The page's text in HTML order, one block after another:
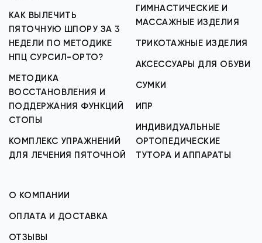
КАК ВЫЛЕЧИТЬ
ПЯТОЧНУЮ ШПОРУ ЗА 3
НЕДЕЛИ ПО МЕТОДИКЕ
НПЦ СУРСИЛ-ОРТО?
МЕТОДИКА
ВОССТАНОВЛЕНИЯ И
ПОДДЕРЖАНИЯ ФУНКЦИЙ
СТОПЫ
КОМПЛЕКС УПРАЖНЕНИЙ
ДЛЯ ЛЕЧЕНИЯ ПЯТОЧНОЙ
ГИМНАСТИЧЕСКИЕ И
МАССАЖНЫЕ ИЗДЕЛИЯ
ТРИКОТАЖНЫЕ ИЗДЕЛИЯ
АКСЕССУАРЫ ДЛЯ ОБУВИ
СУМКИ
ИПР
ИНДИВИДУАЛЬНЫЕ
ОРТОПЕДИЧЕСКИЕ
ТУТОРА И АППАРАТЫ
О КОМПАНИИ
ОПЛАТА И ДОСТАВКА
ОТЗЫВЫ